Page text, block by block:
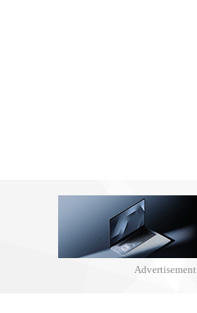
Advertisement